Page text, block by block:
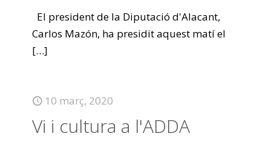
El president de la Diputació d'Alacant,
Carlos Mazón, ha presidit aquest matí el
[…]
10 març, 2020
Vi i cultura a l'ADDA